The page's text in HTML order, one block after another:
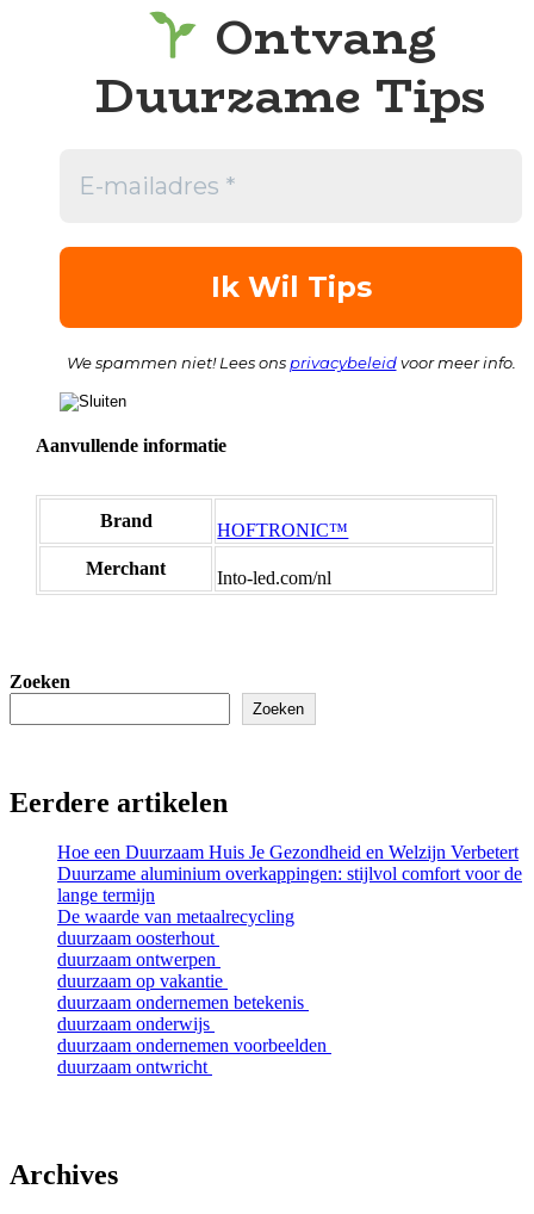
Ontvang
Duurzame Tips
We spammen niet! Lees ons privacybeleidvoor meer info.
Aanvullende informatie
Brand
HOFTRONIC™
Merchant
Into-led.com/nl
Zoeken
Zoeken
Eerdere artikelen
Hoe een Duurzaam Huis Je Gezondheid en Welzijn Verbetert
Duurzame aluminium overkappingen: stijlvol comfort voor de
lange termijn
De waarde van metaalrecycling
duurzaam oosterhout
duurzaam ontwerpen
duurzaam op vakantie
duurzaam ondernemen betekenis
duurzaam onderwijs
duurzaam ondernemen voorbeelden
duurzaam ontwricht
Archives